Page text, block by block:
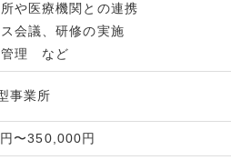
や医療機関との連携
会議、研修の実施
管理 など
事業所
〜350,000円